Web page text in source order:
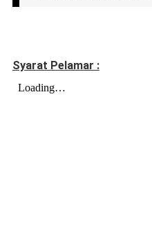
Syarat Pelamar :